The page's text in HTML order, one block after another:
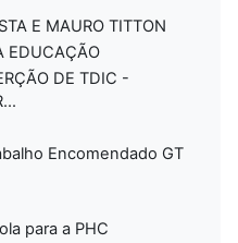
E MAURO TITTON
EDUCAÇÃO
DE TDIC -
Encomendado GT
para a PHC